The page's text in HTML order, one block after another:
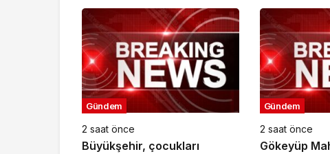
Gündem
2 saat önce
Büyükşehir, çocukları
Gündem
2 saat önce
Gökeyüp